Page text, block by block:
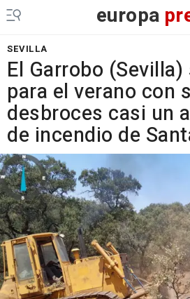
europa
SEVILLA
El Garrobo
para el verano con
desbroces casi un
de incendio de